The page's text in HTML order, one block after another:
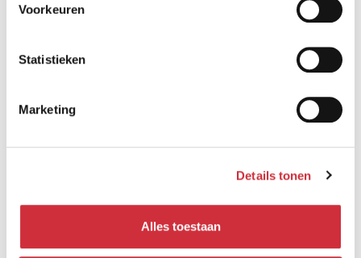
Voorkeuren
Statistieken
Marketing
Details tonen
Alles toestaan